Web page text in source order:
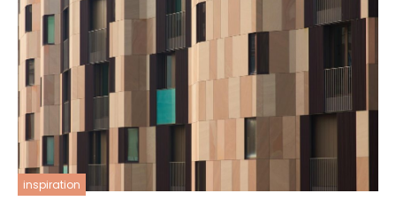
inspiration